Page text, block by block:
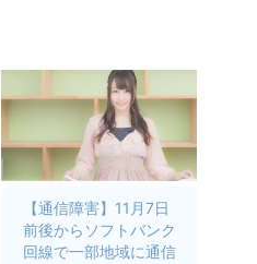
【通信障害】11月7日
前後からソフトバンク
回線で一部地域に通信